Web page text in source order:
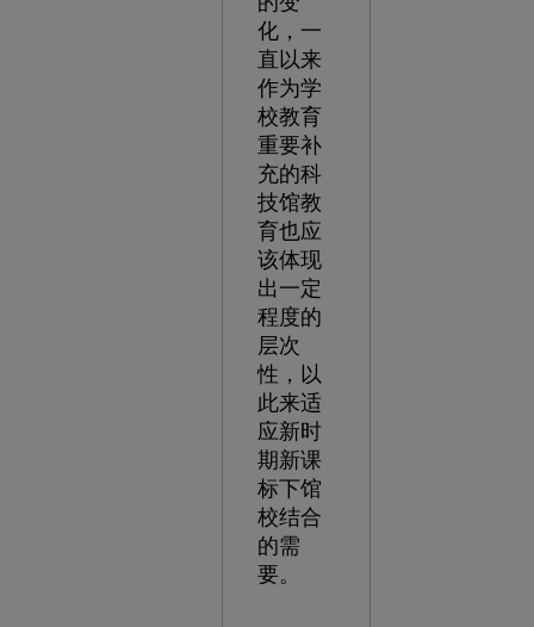
化，一
直以来
作为学
校教育
重要补
充的科
技馆教
育也应
该体现
出一定
程度的
层次
性，以
此来适
应新时
期新课
标下馆
校结合
的需
要。